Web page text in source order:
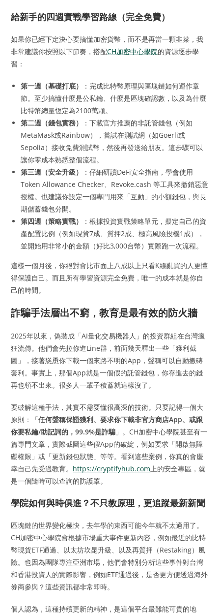
給新手的四週實戰學習路線（完全免費）
如果你已經下定決心要搞懂加密貨幣，而不是再當一顆韭菜，我
非常建議你按照以下節奏，搭配CH加密中心學院的資源逐步學
習：
第一週（基礎打底）
：完成比特幣原理與區塊鏈如何運作章
節。至少搞懂什麼是公私鑰、什麼是區塊確認數，以及為什麼
比特幣總量恆定為2100萬顆。
第二週（錢包實務）
：下載官方推薦的非託管錢包（例如
MetaMask或Rainbow），嘗試在測試網（如Goerli或
Sepolia）接收免費測試幣，然後再發送給朋友。這步驟可以
讓你零成本熟悉整個流程。
第三週（安全升級）
：仔細研讀DeFi安全指南，學會使用
Token Allowance Checker、Revoke.cash 等工具來撤銷惡意
授權。也建議你設定一個專門用來「互動」的小額錢包，與長
期儲蓄錢包分開。
第四週（策略實戰）
：根據投資實戰策略單元，擬定自己的資
產配置比例（例如現貨7成、質押2成、極高風險投機1成），
並開始用非常小的金額（好比3,000台幣）實際跑一次流程。
這樣一個月後，你絕對會比市面上八成以上只看K線亂買的人更懂
得保護自己。而且所有學習資源完全免費，唯一的成本就是你自
己的時間。
詐騙手法層出不窮，教育是最有效的防火牆
2025年以來，偽裝成「AI量化交易機器人」的投資群組在台灣瘋
狂流傳。他們會先拉你進Line群，前面幾天釋出一些「獲利截
圖」，接著慫恿你下載一個來路不明的App，聲稱可以自動搬磚
套利。事實上，那個App就是一個假的託管錢包，你存進去的錢
再也領不出來。很多人一輩子積蓄就這樣沒了。
要破解這種手法，其實不需要懂很高深的技術。只要記得一個大
原則：「任何聲稱保證獲利、要求你下載非官方商店App、或跟
你要私鑰/助記詞的，99.9%是詐騙 」。CH加密中心學院甚至有一
篇專門文章，實際截圖這些假App的破綻，例如要求「開啟無障
礙權限」或「更新錢包狀態」等等。看到這些案例，你真的會慶
幸自己先受過教育。 https://cryptifyhub.com上的安全專區，就
是一個隨時可以查詢的防護罩。
學院如何與時俱進？不只教原理，更追蹤最新新聞
區塊鏈的世界變化極快，去年學的東西可能今年就不太適用了。
CH加密中心學院會根據市場重大事件更新內容，例如最近的比特
幣現貨ETF通過、以太坊坎昆升級、以及再質押（Restaking）風
險。也因為團隊專注亞洲市場，他們會特別分析這些事件對台灣
和香港投資人的實際影響，例如ETF通過後，是否更方便透過海外
券商參與？這些資訊都非常即時。
個人認為，這種持續更新的精神，是這個平台最難能可貴的地